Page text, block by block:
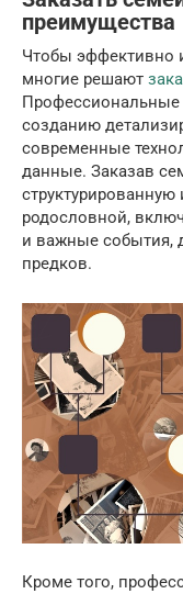
преимущества
Чтобы эффективно
многие решают
Профессиональные
созданию
современные
данные. Заказав
родословной,
и важные события,
предков.
Кроме того,